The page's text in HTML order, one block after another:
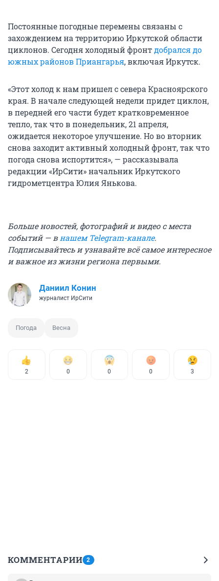
Постоянные погодные перемены связаны с
захождением на территорию Иркутской области
циклонов. Сегодня холодный фронтдобрался до
южных районов Приангарья, включая Иркутск.
«Этот холод к нам пришел с севера Красноярского
края. В начале следующей недели придет циклон,
в передней его части будет кратковременное
тепло, так что в понедельник, 21 апреля,
ожидается некоторое улучшение. Но во вторник
снова заходит активный холодный фронт, так что
погода снова испортится», — рассказывала
редакции «ИрСити» начальник Иркутского
гидрометцентра Юлия Янькова.
Больше новостей, фотографий и видео с места
событий — внашем Telegram-канале.
Подписывайтесь и узнавайте всё самое интересное
и важное из жизни региона первыми.
Даниил Конин
журналист ИрСити
Погода Весна
2 0 0 0 3
КОММЕНТАРИИ 2